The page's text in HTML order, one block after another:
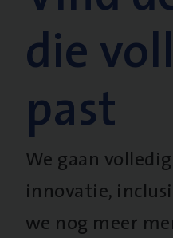
die
past
We gaan
innovatie,
we nog meer